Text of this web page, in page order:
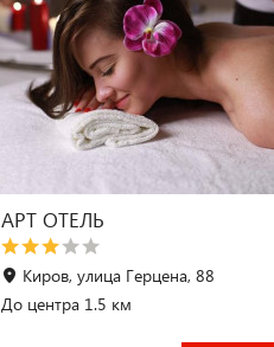
АРТ ОТЕЛЬ
Киров, улица Герцена, 88
До центра 1.5 км